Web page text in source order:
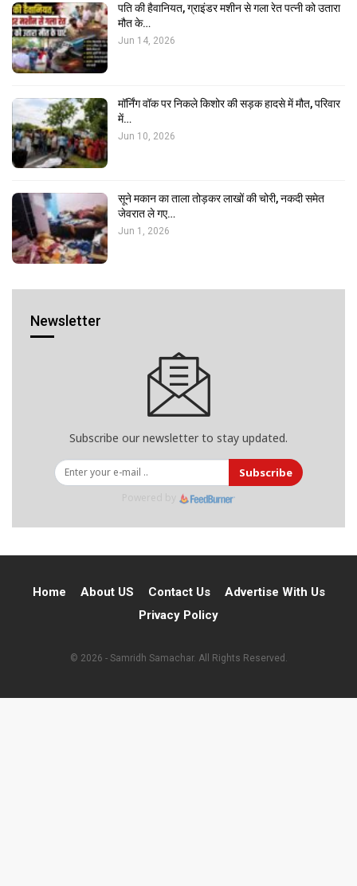
पति की हैवानियत, ग्राइंडर मशीन से गला रेत पत्नी को उतारा
मौत के…
Jun 14, 2026
मॉर्निंग वॉक पर निकले किशोर की सड़क हादसे में मौत, परिवार
में…
Jun 10, 2026
सूने मकान का ताला तोड़कर लाखों की चोरी, नकदी समेत
जेवरात ले गए…
Jun 1, 2026
Newsletter
Subscribe our newsletter to stay updated.
Subscribe
Home About US Contact Us
Advertise With Us
Privacy Policy
© 2026 - Samridh Samachar. All Rights Reserved.